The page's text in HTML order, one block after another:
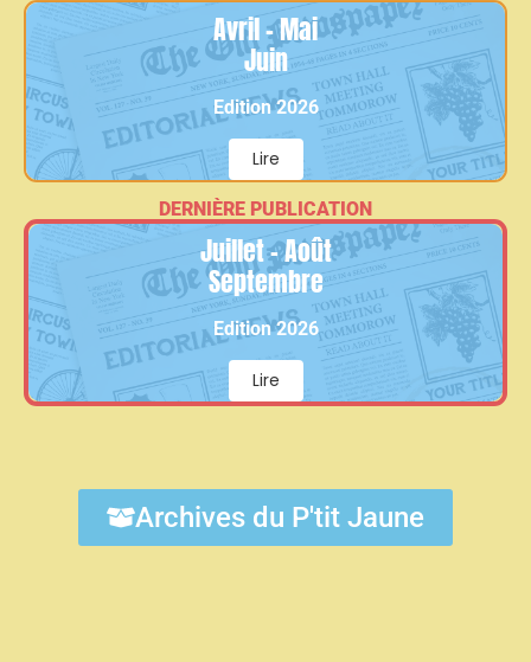
Avril - Mai
Juin
Edition 2026
Lire
DERNIÈRE PUBLICATION
Juillet - Août
Septembre
Edition 2026
Lire
Archives du P'tit Jaune